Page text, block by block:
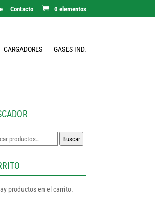
Contacto 0 elementos
CARGADORES GASES IND.
Buscar
productos en el carrito.